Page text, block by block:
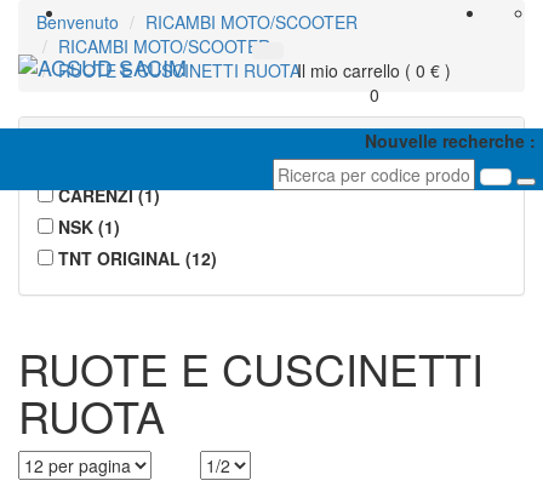
Il mio carrello ( 0 € )
0
Nouvelle recherche :
Benvenuto
RICAMBI MOTO/SCOOTER
RICAMBI MOTO/SCOOTER
RUOTE E CUSCINETTI RUOTA
CARENZI(1)
NSK (1)
TNT ORIGINAL (12)
RUOTE E CUSCINETTI
RUOTA